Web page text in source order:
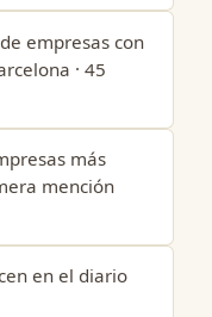
empresas con
· 45
más
mención
en el diario